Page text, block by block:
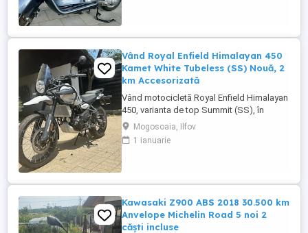
Vând Royal Enfield Himalayan 450
Kamet White Tubeless (SS) Nouă, 2
km Accesorizată
Vând motocicletă Royal Enfield Himalayan
450, varianta de top Summit (SS), în
culoarea Kamet White, dotată din fabrică
cu jante Tubeless. Motocicleta este
practic nouă, neutilizată (2 km). A fost
2025. Se află în stare absolut ...
Mogosoaia, Ilfov
1 ianuarie
Kawasaki Z900 ABS 2018 30.500 km
Anvelope Michelin Road 5 noi 2
căști incluse